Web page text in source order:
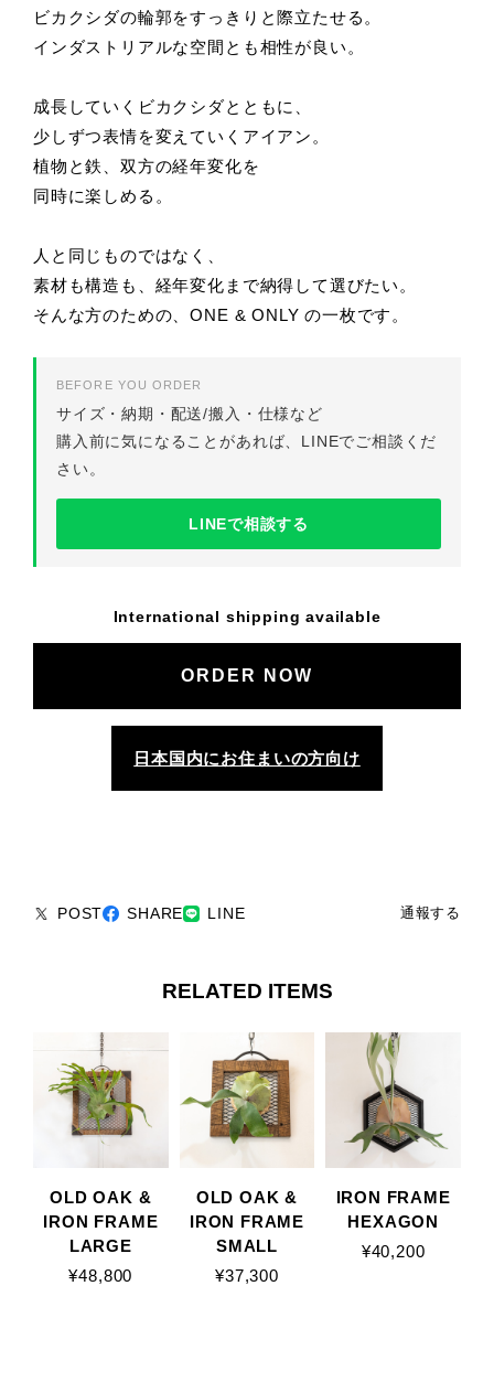
ビカクシダの輪郭をすっきりと際立たせる。
インダストリアルな空間とも相性が良い。
成長していくビカクシダとともに、
少しずつ表情を変えていくアイアン。
植物と鉄、双方の経年変化を
同時に楽しめる。
人と同じものではなく、
素材も構造も、経年変化まで納得して選びたい。
そんな方のための、ONE & ONLY の一枚です。
BEFORE YOU ORDER
サイズ・納期・配送/搬入・仕様など
購入前に気になることがあれば、LINEでご相談くだ
さい。
LINEで相談する
International shipping available
日本国内にお住まいの方向け
POST SHARE LINE 通報する
RELATED ITEMS
OLD OAK &
IRON FRAME
LARGE
¥48,800
OLD OAK &
IRON FRAME
SMALL
¥37,300
IRON FRAME
HEXAGON
¥40,200